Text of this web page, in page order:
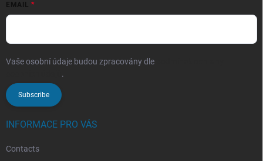
EMAIL
Vaše osobní údaje budou zpracovány dle
.
Subscribe
INFORMACE PRO VÁS
Contacts